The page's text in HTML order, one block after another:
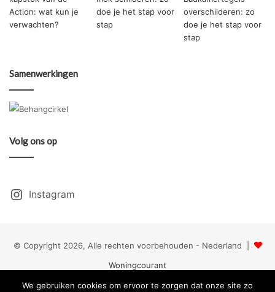
Samenwerkingen
Volg ons op
Instagram
© Copyright 2026, Alle rechten voorbehouden - Nederland |
Woningcourant
We gebruiken cookies om ervoor te zorgen dat onze site zo